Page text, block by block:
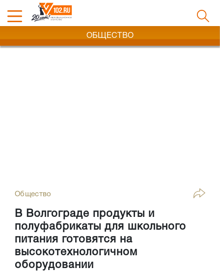
ОБЩЕСТВО
Общество
В Волгограде продукты и
полуфабрикаты для школьного
питания готовятся на
высокотехнологичном
оборудовании